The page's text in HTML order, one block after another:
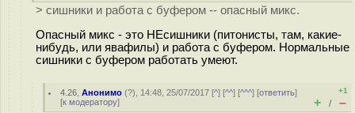
> сишники и работа с буфером -- опасный микс.
Опасный микс - это НЕсишники (питонисты, там, какие-
нибудь, или явафилы) и работа с буфером. Нормальные
сишники с буфером работать умеют.
4.26 ,Анонимо (?), 14:48, 25/07/2017 [^] [^^] [^^^] [ответить]
[к модератору]
+1
+ / –